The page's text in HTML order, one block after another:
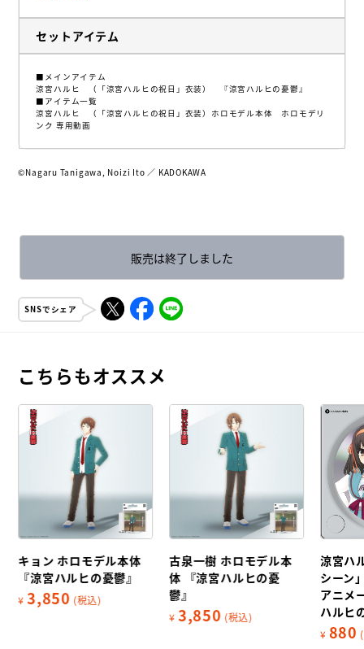
セットアイテム
■メインアイテム
涼宮ハルヒ （「涼宮ハルヒの祝日」衣装） 『涼宮ハルヒの憂鬱』
■アイテム一覧
涼宮ハルヒ （「涼宮ハルヒの祝日」衣装）ホロモデル本体 ホロモデリ
ンク 専用動画
©︎Nagaru Tanigawa, Noizi Ito ／ KADOKAWA
販売は終了しました
SNSでシェア
こちらもオススメ
キョン ホロモデル本体
『涼宮ハルヒの憂鬱』
¥ 3,850 (税込)
古泉一樹 ホロモデル本
体 『涼宮ハルヒの憂
鬱』
¥ 3,850 (税込)
涼宮ハ
シーン
アニメ
ハルヒ
¥ 880